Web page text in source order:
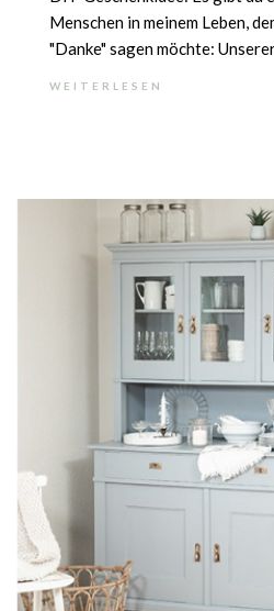
Menschen in meinem Leben,
"Danke" sagen möchte:
WEITERLESEN